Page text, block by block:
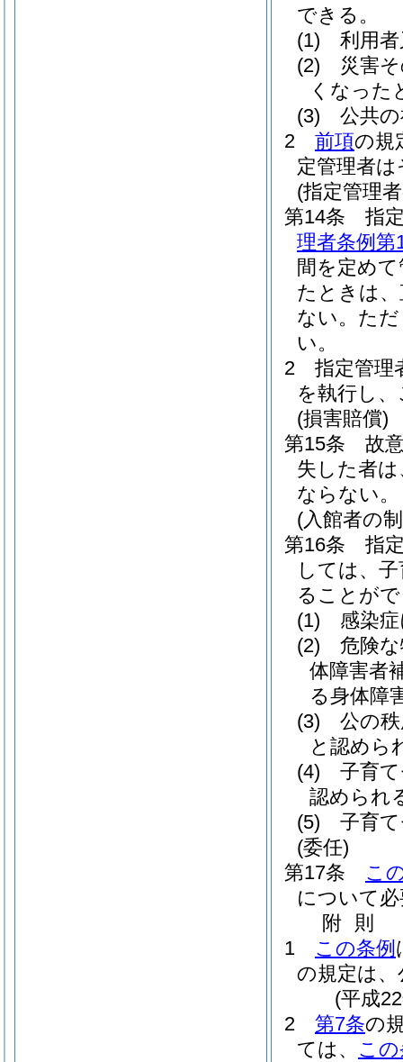
できる。
(1)
利用
(2)
災害
くなった
(3)
公共
2
前項の規
定管理者
(指定管理
第14条
指
理者条例第
間を定め
たときは
ない。 た
い。
2
指定管理
を執行し
(損害賠償)
第15条
故
失した者
ならない。
(入館者の
第16条
指
しては、
ることが
(1)
感染
(2)
危険
体障害者
る身体障
(3)
公の
と認めら
(4)
子育
認められ
(5)
子育
(委任)
第17条
こ
について
附 則
1
この条例
の規定は
(平成
2
第7条の
ては、 こ